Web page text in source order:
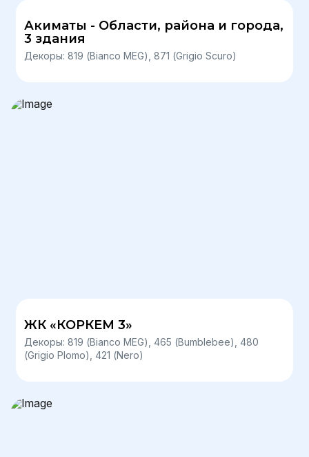
Акиматы - Области, района и города,
3 здания
Декоры: 819 (Bianco MEG), 871 (Grigio Scuro)
ЖК «КОРКЕМ 3»
Декоры: 819 (Bianco MEG), 465 (Bumblebee), 480
(Grigio Plomo), 421 (Nero)